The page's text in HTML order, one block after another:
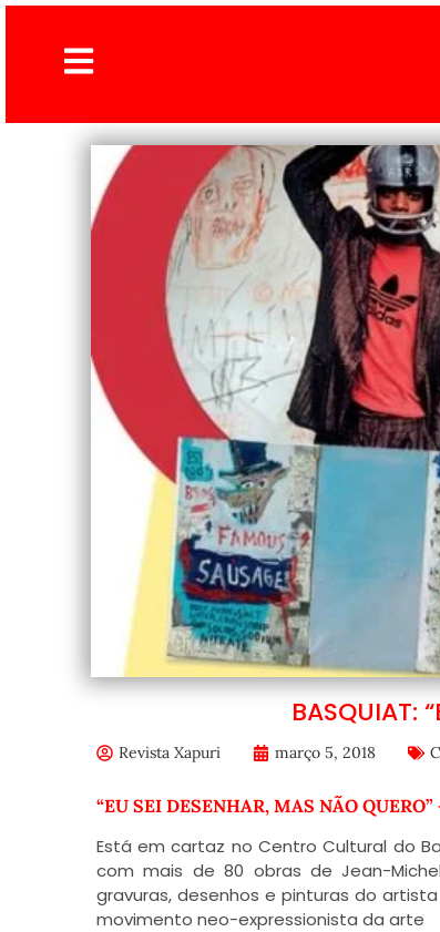
BASQUIAT:
Revista Xapuri março 5, 2018
“EU SEI DESENHAR, MAS NÃO
Está em cartaz no Centro Cultural do
com mais de 80 obras de Jean-
gravuras, desenhos e pinturas do
movimento neo-expressionista da arte